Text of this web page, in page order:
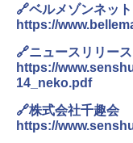
[
🔗ベルメゾンネット
https://
🔗ニュースリリース
https://
14_neko.pdf
🔗株式会社千趣会
https://